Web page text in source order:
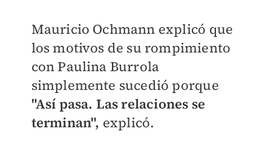
Mauricio Ochmann explicó que
los motivos de su rompimiento
con Paulina Burrola
simplemente sucedió porque
"Así pasa. Las relaciones se
terminan", explicó.